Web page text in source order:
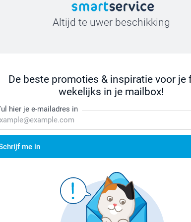
Altijd te uwer beschikking
De beste promoties & inspiratie voor je
wekelijks in je mailbox!
hier je e-mailadres in
me in